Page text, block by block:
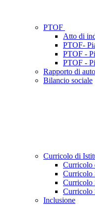
PTOF
Atto di
PTOF-
PTOF -
PTOF -
Rapporto di
Bilancio sociale
Curricolo di
Curricolo
Curricolo
Curricolo
Curricolo
Inclusione